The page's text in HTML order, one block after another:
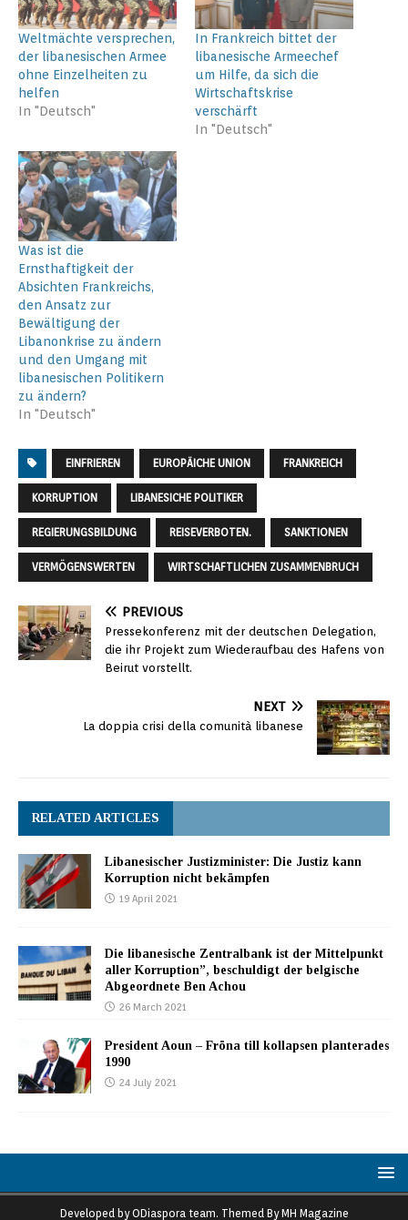
Weltmächte versprechen,
der libanesischen Armee
ohne Einzelheiten zu
helfen
In "Deutsch"
In Frankreich bittet der
libanesische Armeechef
um Hilfe, da sich die
Wirtschaftskrise
verschärft
In "Deutsch"
Was ist die
Ernsthaftigkeit der
Absichten Frankreichs,
den Ansatz zur
Bewältigung der
Libanonkrise zu ändern
und den Umgang mit
libanesischen Politikern
zu ändern?
In "Deutsch"
EINFRIEREN EUROPÄICHE UNION FRANKREICH
KORRUPTION LIBANESICHE POLITIKER
REGIERUNGSBILDUNG REISEVERBOTEN. SANKTIONEN
VERMÖGENSWERTEN WIRTSCHAFTLICHEN ZUSAMMENBRUCH
PREVIOUS
Pressekonferenz mit der deutschen Delegation,
die ihr Projekt zum Wiederaufbau des Hafens von
Beirut vorstellt.
NEXT
La doppia crisi della comunità libanese
RELATED ARTICLES
Libanesischer Justizminister: Die Justiz kann
Korruption nicht bekämpfen
19 April 2021
Die libanesische Zentralbank ist der Mittelpunkt
aller Korruption”, beschuldigt der belgische
Abgeordnete Ben Achou
26 March 2021
President Aoun – Fröna till kollapsen planterades
1990
24 July 2021
Developed by ODiaspora team. Themed By MH Magazine